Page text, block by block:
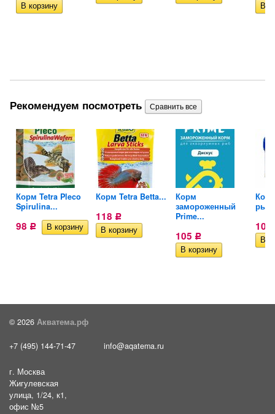
Рекомендуем посмотреть
Корм Tetra Pleco
Spirulina...
98 Р
Корм Tetra Betta...
118 Р
Корм
замороженный
Prime...
105 Р
© 2026 Акватема.рф
+7 (495) 144-71-47 info@aqatema.ru
г. Москва
Жигулевская
улица, 1/24, к1,
офис №5